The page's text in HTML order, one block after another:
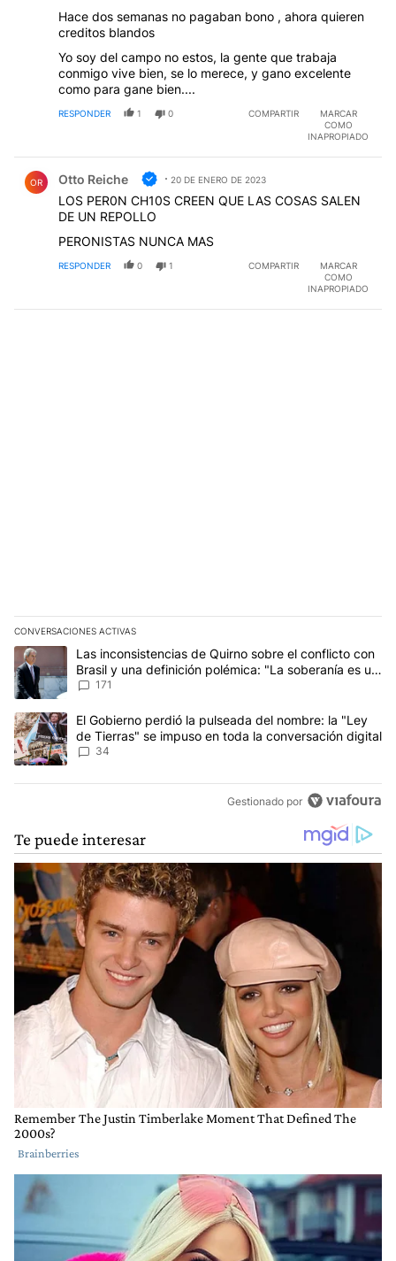
Hace dos semanas no pagaban bono , ahora quieren
creditos blandos
Yo soy del campo no estos, la gente que trabaja
conmigo vive bien, se lo merece, y gano excelente
como para gane bien....
RESPONDER 1 0 COMPARTIR
MARCAR
COMO
INAPROPIADO
OR Otto Reiche 20 DE ENERO DE 2023
LOS PER0N CH10S CREEN QUE LAS COSAS SALEN
DE UN REPOLLO
PERONISTAS NUNCA MAS
RESPONDER 0 1 COMPARTIR
MARCAR
COMO
INAPROPIADO
CONVERSACIONES ACTIVAS
Este listado muestra los artículos con más comentarios en los
Un artículo de tendencia con el título "Las inconsistencias de
Las inconsistencias de Quirno sobre el conflicto con
Brasil y una definición polémica: "La soberanía es un
concepto antiguo"
171
Un artículo de tendencia con el título "El Gobierno perdió la
El Gobierno perdió la pulseada del nombre: la "Ley
de Tierras" se impuso en toda la conversación digital
34
Gestionado por